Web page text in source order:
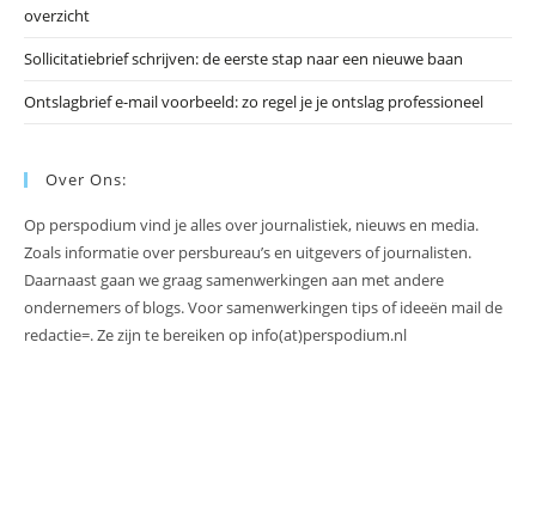
overzicht
Sollicitatiebrief schrijven: de eerste stap naar een nieuwe baan
Ontslagbrief e-mail voorbeeld: zo regel je je ontslag professioneel
Over Ons:
Op perspodium vind je alles over journalistiek, nieuws en media.
Zoals informatie over persbureau’s en uitgevers of journalisten.
Daarnaast gaan we graag samenwerkingen aan met andere
ondernemers of blogs. Voor samenwerkingen tips of ideeën mail de
redactie=. Ze zijn te bereiken op info(at)perspodium.nl